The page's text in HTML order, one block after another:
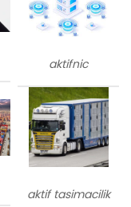
aktifnic
aktif tasimacilik